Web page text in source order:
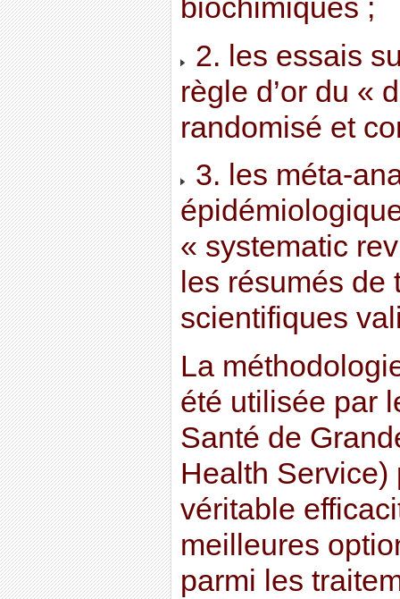
biochimiques ;
2. les essais
règle d’or du «
randomisé et
3. les méta-
« systematic
les résumés
scientifiques
La
été utilisée par
Santé de
Health Service)
véritable
meilleures
parmi les